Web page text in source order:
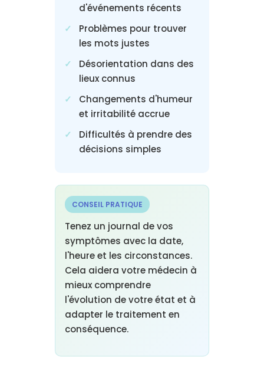
d'événements récents
Problèmes pour trouver
les mots justes
Désorientation dans des
lieux connus
Changements d'humeur
et irritabilité accrue
Difficultés à prendre des
décisions simples
CONSEIL PRATIQUE
Tenez un journal de vos
symptômes avec la date,
l'heure et les circonstances.
Cela aidera votre médecin à
mieux comprendre
l'évolution de votre état et à
adapter le traitement en
conséquence.